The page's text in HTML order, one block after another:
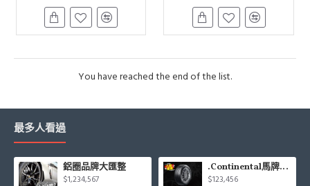
You have reached the end of the list.
最多人看過
鋁圈品牌大匯整
$1,234,567
.Continental馬牌CCK輪胎特價專區
$123,456